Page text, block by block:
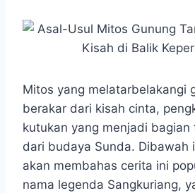
r
Mitos yang melatarbelakangi
berakar dari kisah cinta,
kutukan yang menjadi bagian
dari budaya Sunda. Dibawah
akan membahas cerita ini
nama legenda Sangkuriang,